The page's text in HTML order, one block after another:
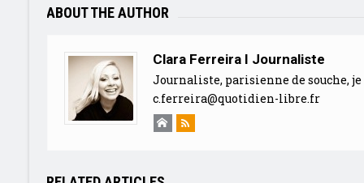
ABOUT THE AUTHOR
Clara Ferreira I Journaliste
Journaliste, parisienne de souche,
c.ferreira@quotidien-libre.fr